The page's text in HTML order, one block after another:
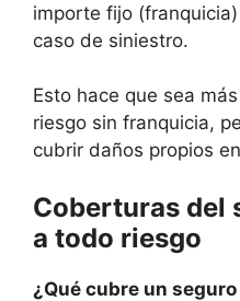
importe fijo
caso de siniestro.
Esto hace que sea
riesgo sin franquicia,
cubrir daños propios
Coberturas del
a todo riesgo
¿Qué cubre un